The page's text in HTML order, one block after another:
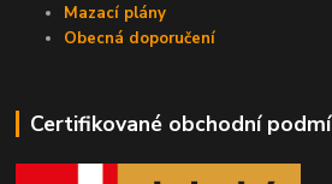
Mazací plány
Obecná doporučení
Certifikované obchodní